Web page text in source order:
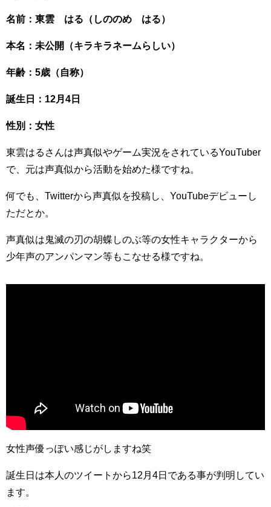
名前：東雲 はる（しののめ はる）
本名：未公開（キラキラネームらしい）
年齢：5歳（自称）
誕生日：12月4日
性別：女性
東雲はるさんは声真似やゲーム実況をされているYouTuber
で、元は声真似から活動を始めた様ですね。
何でも、Twitterから声真似を投稿し、YouTubeデビューし
ただとか。
声真似は鬼滅の刃の胡蝶しのぶ等の女性キャラクターから
少年声のアンパンマン等もこなせる様ですね。
女性声優っぽい感じがしますね笑
誕生日は本人のツイートから12月4日である事が判明してい
ます。